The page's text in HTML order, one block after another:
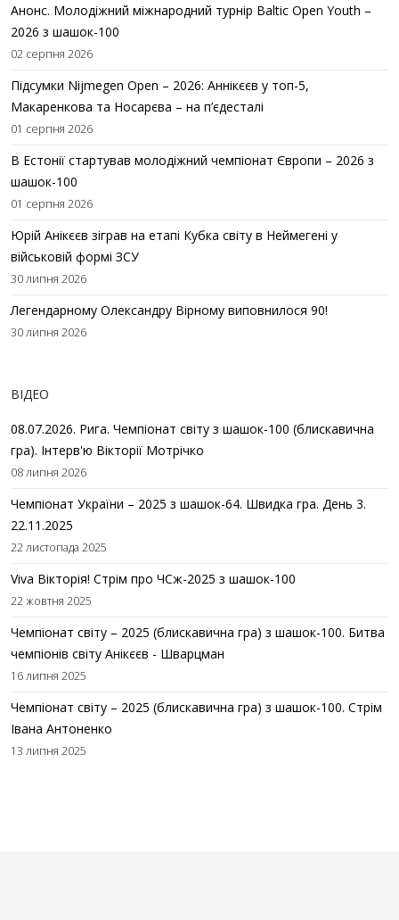
Анонс. Молодіжний міжнародний турнір Baltic Open Youth –
2026 з шашок-100
02 серпня 2026
Підсумки Nijmegen Open – 2026: Аннікєєв у топ-5,
Макаренкова та Носарєва – на п’єдесталі
01 серпня 2026
В Естонії стартував молодіжний чемпіонат Європи – 2026 з
шашок-100
01 серпня 2026
Юрій Анікєєв зіграв на етапі Кубка світу в Неймегені у
військовій формі ЗСУ
30 липня 2026
Легендарному Олександру Вірному виповнилося 90!
30 липня 2026
ВІДЕО
08.07.2026. Рига. Чемпіонат світу з шашок-100 (блискавична
гра). Інтерв'ю Вікторії Мотрічко
08 липня 2026
Чемпіонат України – 2025 з шашок-64. Швидка гра. День 3.
22.11.2025
22 листопада 2025
Viva Вікторія! Стрім про ЧСж-2025 з шашок-100
22 жовтня 2025
Чемпіонат світу – 2025 (блискавична гра) з шашок-100. Битва
чемпіонів світу Анікєєв - Шварцман
16 липня 2025
Чемпіонат світу – 2025 (блискавична гра) з шашок-100. Стрім
Івана Антоненко
13 липня 2025